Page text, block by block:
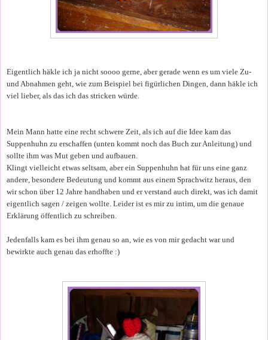
Eigentlich häkle ich ja nicht soooo gerne, aber gerade wenn es um viele Zu-
und Abnahmen geht, wie zum Beispiel bei figürlichen Dingen, dann häkle ich
viel lieber, als das ich das stricken würde.
Mein Mann hatte eine recht schwere Zeit, als ich auf die Idee kam das
Suppenhuhn zu erschaffen (unten kommt noch das Buch zur Anleitung) und
sollte ihm was Mut geben und aufbauen.
Klingt vielleicht etwas seltsam, aber ein Suppenhuhn hat für uns eine ganz
andere, besondere Bedeutung und kommt aus einem Sprachwitz heraus, den
wir schon über 12 Jahre handhaben und er verstand auch direkt, was ich damit
eigentlich sagen / zeigen wollte. Leider ist es mir zu intim, um die genaue
Erklärung öffentlich zu schreiben.
Jedenfalls kam es bei ihm genau so an, wie es von mir gedacht war und
bewirkte auch genau das erhoffte :)